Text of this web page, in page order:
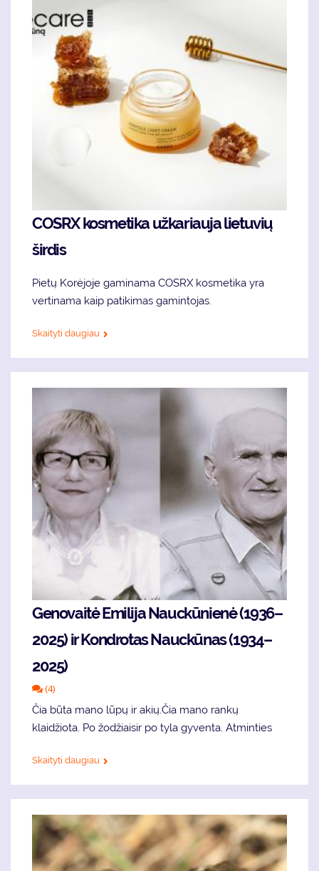
COSRX kosmetika užkariauja lietuvių
širdis
Pietų Korėjoje gaminama COSRX kosmetika yra
vertinama kaip patikimas gamintojas.
Skaityti daugiau
Genovaitė Emilija Nauckūnienė (1936–
2025) ir Kondrotas Nauckūnas (1934–
2025)
(4)
Čia būta mano lūpų ir akių.Čia mano rankų
klaidžiota. Po žodžiaisir po tyla gyventa. Atminties
Skaityti daugiau